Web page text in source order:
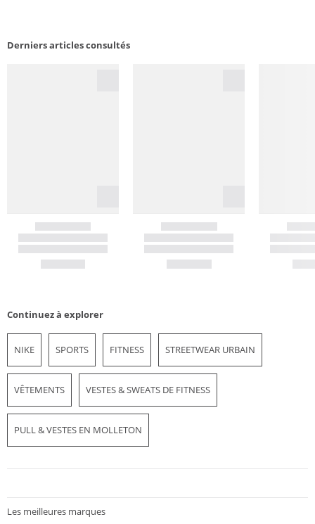
Derniers articles consultés
Continuez à explorer
NIKE SPORTS FITNESS STREETWEAR URBAIN
VÊTEMENTS VESTES & SWEATS DE FITNESS
PULL & VESTES EN MOLLETON
Les meilleures marques